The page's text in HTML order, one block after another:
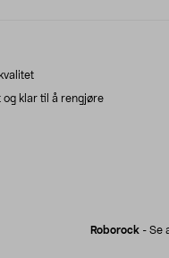
klar til å rengjøre
Roborock - Se